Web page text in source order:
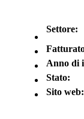
Settore:
Anno di
Stato:
Sito web: